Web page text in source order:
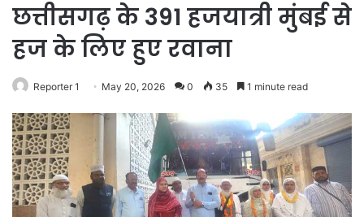
छत्तीसगढ़ के 391 हजयात्री मुंबई से
हज के लिए हुए रवाना
Reporter 1 May 20, 2026 0 35 1 minute read